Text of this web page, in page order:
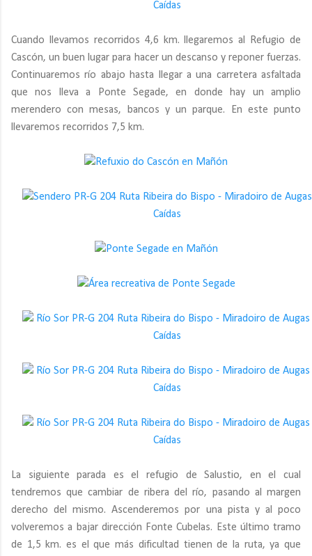
Cuando llevamos recorridos 4,6 km. llegaremos al Refugio de
Cascón, un buen lugar para hacer un descanso y reponer fuerzas.
Continuaremos río abajo hasta llegar a una carretera asfaltada
que nos lleva a Ponte Segade, en donde hay un amplio
merendero con mesas, bancos y un parque. En este punto
llevaremos recorridos 7,5 km.
La siguiente parada es el refugio de Salustio, en el cual
tendremos que cambiar de ribera del río, pasando al margen
derecho del mismo. Ascenderemos por una pista y al poco
volveremos a bajar dirección Fonte Cubelas. Este último tramo
de 1,5 km. es el que más dificultad tienen de la ruta, ya que